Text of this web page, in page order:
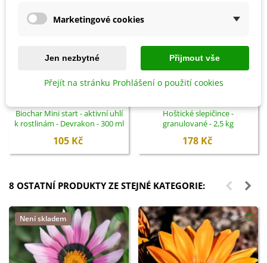
Biochar Mini start - aktivní uhlí
k rostlinám - Devrakon - 300 ml
105 Kč
Hoštické slepičince -
granulované - 2,5 kg
178 Kč
8 OSTATNÍ PRODUKTY ZE STEJNÉ KATEGORIE:
Není skladem
Marketingové cookies
Jen nezbytné Přijmout vše
Přejít na stránku Prohlášení o použití cookies